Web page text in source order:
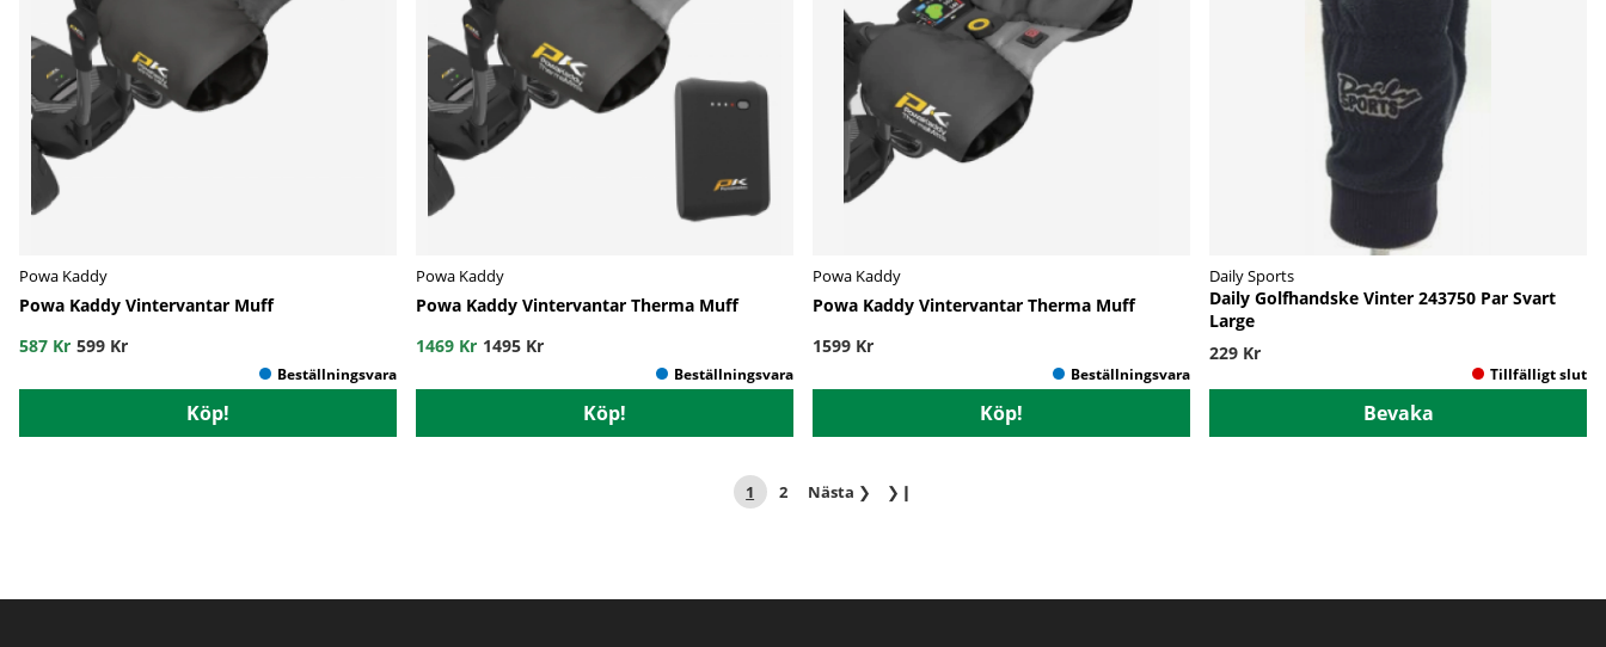
Powa Kaddy
Powa Kaddy Vintervantar Muff
587 Kr 599 Kr
Köp!
Powa Kaddy
Powa Kaddy Vintervantar Therma Muff
1469 Kr 1495 Kr
Köp!
Powa Kaddy
Powa Kaddy Vintervantar Therma Muff
1599 Kr
Köp!
Daily Sports
Daily Golfhandske Vinter 243750 Par Svart
Large
229 Kr
Bevaka
1 2 Nästa ❯ ❯❙